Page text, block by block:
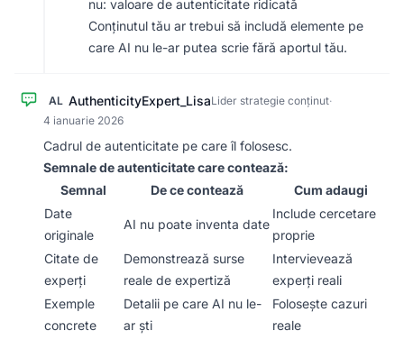
nu: valoare de autenticitate ridicată
Conținutul tău ar trebui să includă elemente pe
care AI nu le-ar putea scrie fără aportul tău.
AL AuthenticityExpert_LisaLider strategie conținut·
4 ianuarie 2026
Cadrul de autenticitate pe care îl folosesc.
Semnale de autenticitate care contează:
Semnal
De ce contează
Cum adaugi
Date
originale
AI nu poate inventa date
Include cercetare
proprie
Citate de
experți
Demonstrează surse
reale de expertiză
Intervievează
experți reali
Exemple
concrete
Detalii pe care AI nu le-
ar ști
Folosește cazuri
reale